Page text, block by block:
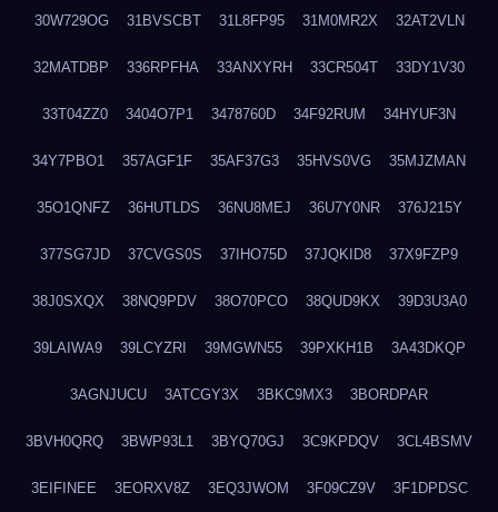
30W729OG 31BVSCBT 31L8FP95 31M0MR2X 32AT2VLN
32MATDBP 336RPFHA 33ANXYRH 33CR504T 33DY1V30
33T04ZZ0 3404O7P1 3478760D 34F92RUM 34HYUF3N
34Y7PBO1 357AGF1F 35AF37G3 35HVS0VG 35MJZMAN
35O1QNFZ 36HUTLDS 36NU8MEJ 36U7Y0NR 376J215Y
377SG7JD 37CVGS0S 37IHO75D 37JQKID8 37X9FZP9
38J0SXQX 38NQ9PDV 38O70PCO 38QUD9KX 39D3U3A0
39LAIWA9 39LCYZRI 39MGWN55 39PXKH1B 3A43DKQP
3AGNJUCU 3ATCGY3X 3BKC9MX3 3BORDPAR
3BVH0QRQ 3BWP93L1 3BYQ70GJ 3C9KPDQV 3CL4BSMV
3EIFINEE 3EORXV8Z 3EQ3JWOM 3F09CZ9V 3F1DPDSC